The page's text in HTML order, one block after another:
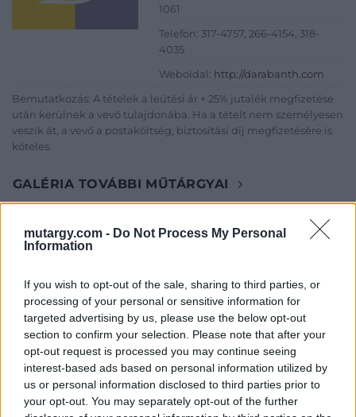
mutargy.com - Do Not Process My Personal
Information
If you wish to opt-out of the sale, sharing to third parties, or
processing of your personal or sensitive information for
targeted advertising by us, please use the below opt-out
section to confirm your selection. Please note that after your
opt-out request is processed you may continue seeing
interest-based ads based on personal information utilized by
us or personal information disclosed to third parties prior to
your opt-out. You may separately opt-out of the further
1061
Telefon: 317-4757, 266-4154, 318-
4035
Weboldal: http://darabanth.com
Bemutatkozás: A tételek a leütési ár + 25% jutalék megfizetése
után kerülnek a vevő tulajdonába. Ha a tételt nem személyesen
veszik át, a vevő a postaköltség, biztosítási díj megfizetésére is
köteles.
GALÉRIA TOVÁBBI MŰTÁRGYAI
KAPCSOLÓDÓ MŰTÁRGYAK